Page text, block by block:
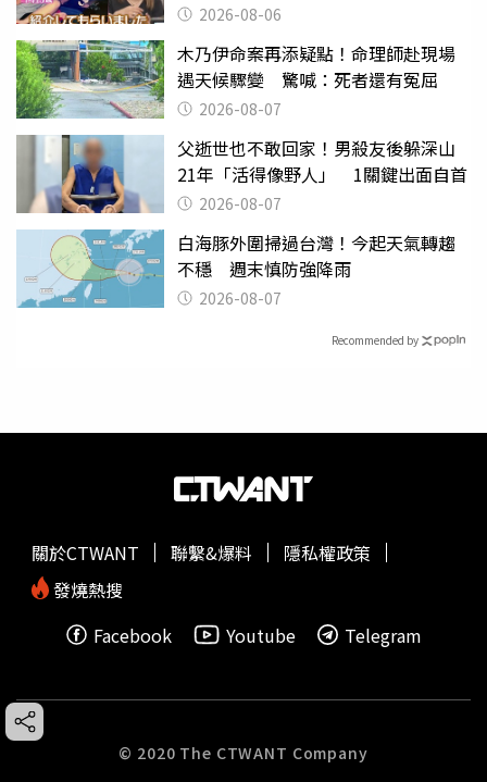
2026-08-06
木乃伊命案再添疑點！命理師赴現場
遇天候驟變 驚喊：死者還有冤屈
2026-08-07
父逝世也不敢回家！男殺友後躲深山
21年「活得像野人」 1關鍵出面自首
2026-08-07
白海豚外圍掃過台灣！今起天氣轉趨
不穩 週末慎防強降雨
2026-08-07
Recommended by
關於CTWANT 聯繫&爆料
隱私權政策
發燒熱搜
Facebook
Youtube Telegram
© 2020 The CTWANT Company